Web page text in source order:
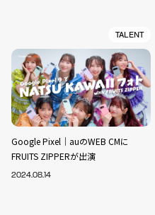
TALENT
Google Pixel｜auのWEB CMに
FRUITS ZIPPERが出演
2024.08.14